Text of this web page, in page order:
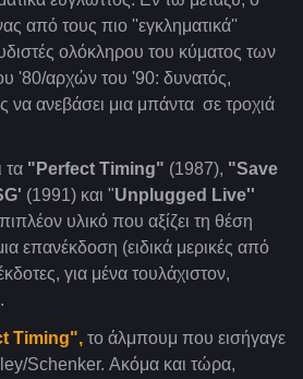
από τους πιο ''εγκληματικά''
ολόκληρου του κύματος των
'80/αρχών του '90: δυνατός,
να ανεβάσει μια μπάντα σε τροχιά
τα " Perfect Timing" (1987), "Save
(1991) και "Unplugged Live''
υλικό που αξίζει τη θέση
επανέκδοση (ειδικά μερικές από
για μένα τουλάχιστον,
Timing", το άλμπουμ που εισήγαγε
Schenker. Ακόμα και τώρα,